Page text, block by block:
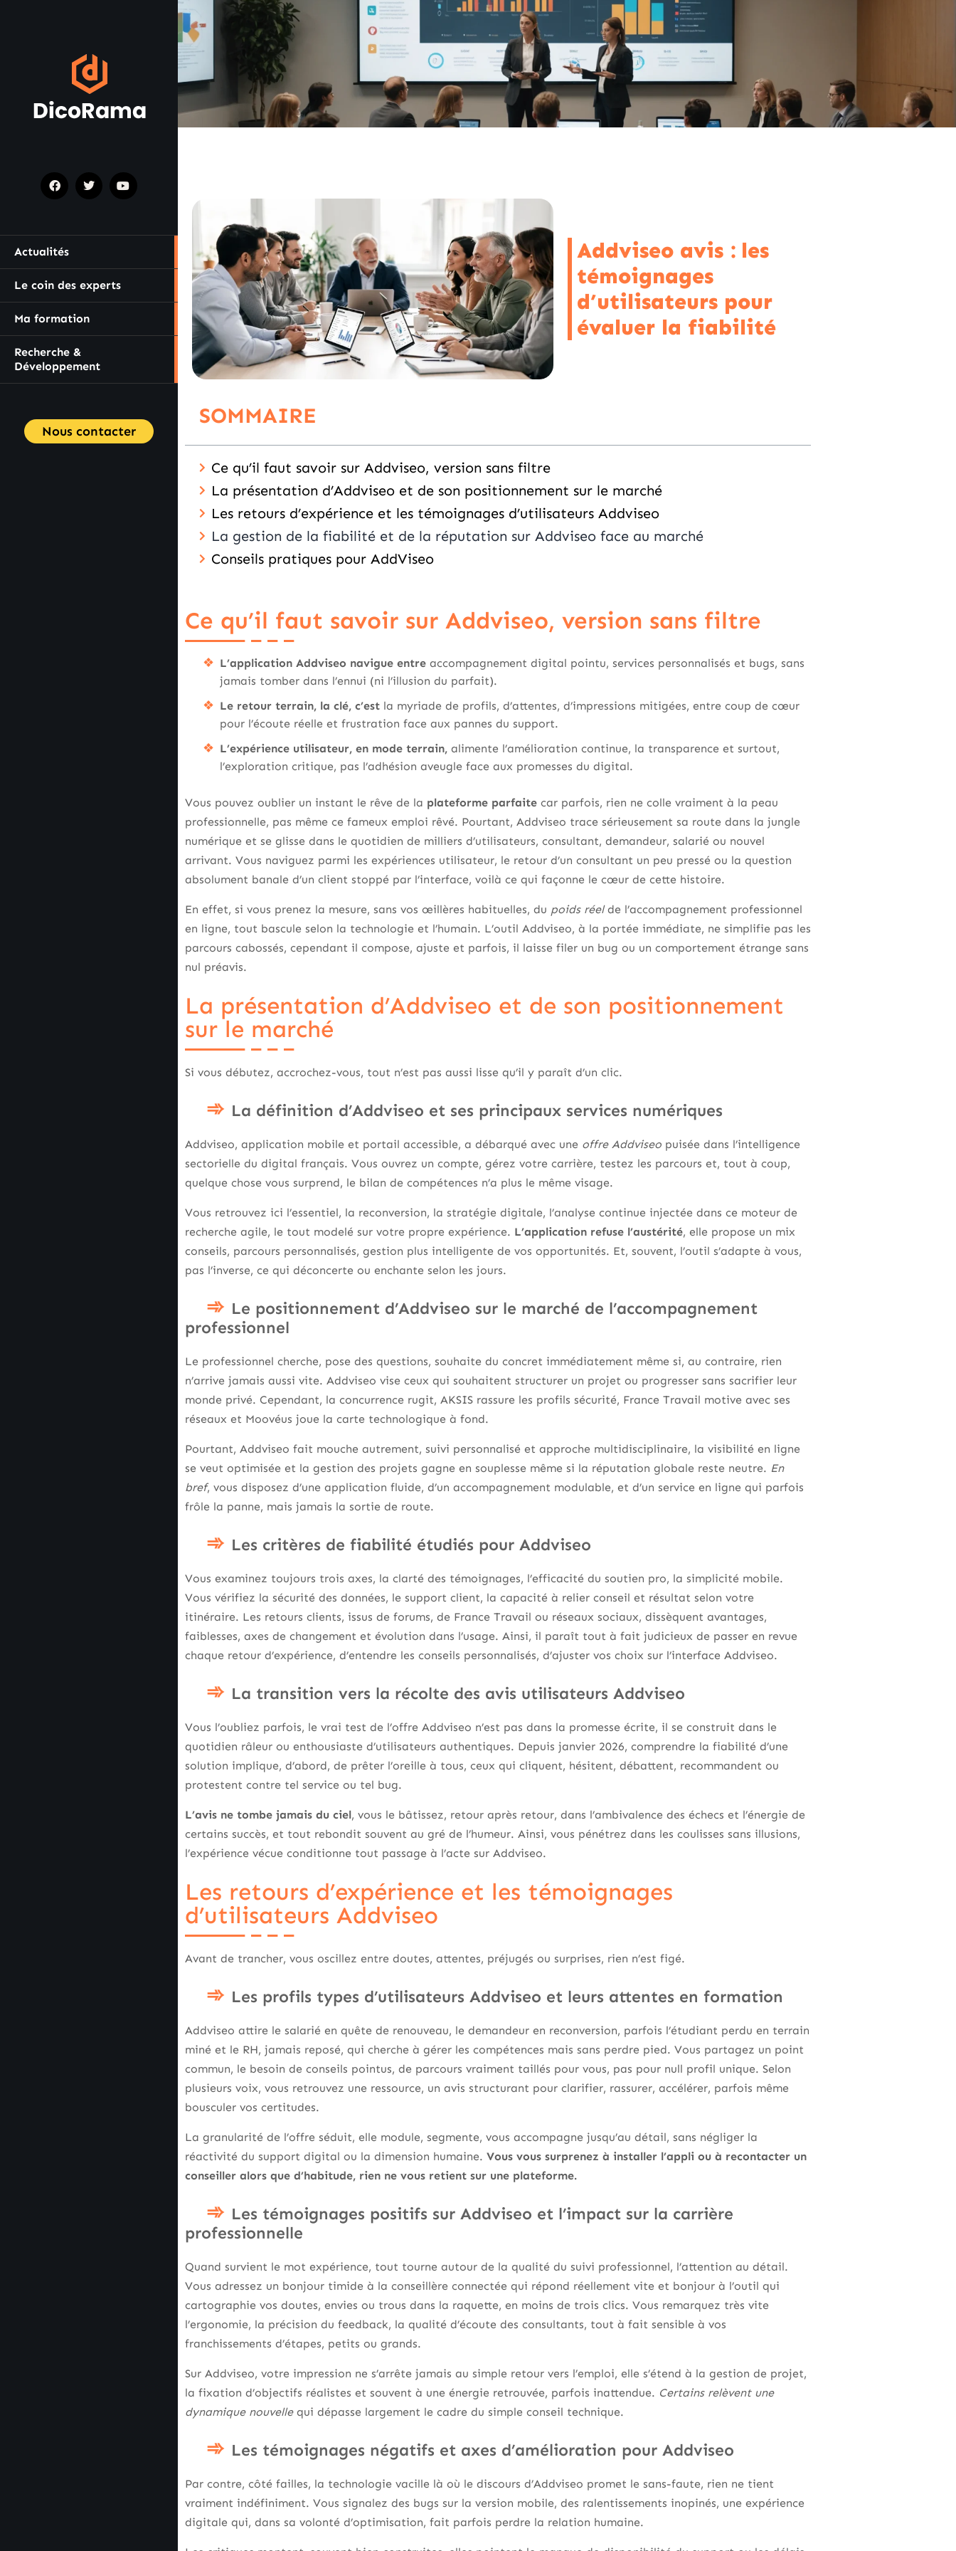
Actualités
Le coin des experts
Ma formation
Recherche &
Développement
Nous contacter
Addviseo avis : les
témoignages
d’utilisateurs pour
évaluer la fiabilité
SOMMAIRE
Ce qu’il faut savoir sur Addviseo, version sans filtre
La présentation d’Addviseo et de son positionnement sur le marché
Les retours d’expérience et les témoignages d’utilisateurs Addviseo
La gestion de la fiabilité et de la réputation sur Addviseo face au marché
Conseils pratiques pour AddViseo
Ce qu’il faut savoir sur Addviseo, version sans filtre
L’application Addviseo navigue entre accompagnement digital pointu, services personnalisés et bugs, sans
jamais tomber dans l’ennui (ni l’illusion du parfait).
Le retour terrain, la clé, c’est la myriade de profils, d’attentes, d’impressions mitigées, entre coup de cœur
pour l’écoute réelle et frustration face aux pannes du support.
L’expérience utilisateur, en mode terrain, alimente l’amélioration continue, la transparence et surtout,
l’exploration critique, pas l’adhésion aveugle face aux promesses du digital.
Vous pouvez oublier un instant le rêve de la plateforme parfaite car parfois, rien ne colle vraiment à la peau
professionnelle, pas même ce fameux emploi rêvé. Pourtant, Addviseo trace sérieusement sa route dans la jungle
numérique et se glisse dans le quotidien de milliers d’utilisateurs, consultant, demandeur, salarié ou nouvel
arrivant. Vous naviguez parmi les expériences utilisateur, le retour d’un consultant un peu pressé ou la question
absolument banale d’un client stoppé par l’interface, voilà ce qui façonne le cœur de cette histoire.
En effet, si vous prenez la mesure, sans vos œillères habituelles, du poids réelde l’accompagnement professionnel
en ligne, tout bascule selon la technologie et l’humain. L’outil Addviseo, à la portée immédiate, ne simplifie pas les
parcours cabossés, cependant il compose, ajuste et parfois, il laisse filer un bug ou un comportement étrange sans
nul préavis.
La présentation d’Addviseo et de son positionnement
sur le marché
Si vous débutez, accrochez-vous, tout n’est pas aussi lisse qu’il y paraît d’un clic.
La définition d’Addviseo et ses principaux services numériques
Addviseo, application mobile et portail accessible, a débarqué avec une offre Addviseo puisée dans l’intelligence
sectorielle du digital français. Vous ouvrez un compte, gérez votre carrière, testez les parcours et, tout à coup,
quelque chose vous surprend, le bilan de compétences n’a plus le même visage.
Vous retrouvez ici l’essentiel, la reconversion, la stratégie digitale, l’analyse continue injectée dans ce moteur de
recherche agile, le tout modelé sur votre propre expérience. L’application refuse l’austérité, elle propose un mix
conseils, parcours personnalisés, gestion plus intelligente de vos opportunités. Et, souvent, l’outil s’adapte à vous,
pas l’inverse, ce qui déconcerte ou enchante selon les jours.
Le positionnement d’Addviseo sur le marché de l’accompagnement
professionnel
Le professionnel cherche, pose des questions, souhaite du concret immédiatement même si, au contraire, rien
n’arrive jamais aussi vite. Addviseo vise ceux qui souhaitent structurer un projet ou progresser sans sacrifier leur
monde privé. Cependant, la concurrence rugit, AKSIS rassure les profils sécurité, France Travail motive avec ses
réseaux et Moovéus joue la carte technologique à fond.
Pourtant, Addviseo fait mouche autrement, suivi personnalisé et approche multidisciplinaire, la visibilité en ligne
se veut optimisée et la gestion des projets gagne en souplesse même si la réputation globale reste neutre. En
bref, vous disposez d’une application fluide, d’un accompagnement modulable, et d’un service en ligne qui parfois
frôle la panne, mais jamais la sortie de route.
Les critères de fiabilité étudiés pour Addviseo
Vous examinez toujours trois axes, la clarté des témoignages, l’efficacité du soutien pro, la simplicité mobile.
Vous vérifiez la sécurité des données, le support client, la capacité à relier conseil et résultat selon votre
itinéraire. Les retours clients, issus de forums, de France Travail ou réseaux sociaux, dissèquent avantages,
faiblesses, axes de changement et évolution dans l’usage. Ainsi, il paraît tout à fait judicieux de passer en revue
chaque retour d’expérience, d’entendre les conseils personnalisés, d’ajuster vos choix sur l’interface Addviseo.
La transition vers la récolte des avis utilisateurs Addviseo
Vous l’oubliez parfois, le vrai test de l’offre Addviseo n’est pas dans la promesse écrite, il se construit dans le
quotidien râleur ou enthousiaste d’utilisateurs authentiques. Depuis janvier 2026, comprendre la fiabilité d’une
solution implique, d’abord, de prêter l’oreille à tous, ceux qui cliquent, hésitent, débattent, recommandent ou
protestent contre tel service ou tel bug.
L’avis ne tombe jamais du ciel, vous le bâtissez, retour après retour, dans l’ambivalence des échecs et l’énergie de
certains succès, et tout rebondit souvent au gré de l’humeur. Ainsi, vous pénétrez dans les coulisses sans illusions,
l’expérience vécue conditionne tout passage à l’acte sur Addviseo.
Les retours d’expérience et les témoignages
d’utilisateurs Addviseo
Avant de trancher, vous oscillez entre doutes, attentes, préjugés ou surprises, rien n’est figé.
Les profils types d’utilisateurs Addviseo et leurs attentes en formation
Addviseo attire le salarié en quête de renouveau, le demandeur en reconversion, parfois l’étudiant perdu en terrain
miné et le RH, jamais reposé, qui cherche à gérer les compétences mais sans perdre pied. Vous partagez un point
commun, le besoin de conseils pointus, de parcours vraiment taillés pour vous, pas pour null profil unique. Selon
plusieurs voix, vous retrouvez une ressource, un avis structurant pour clarifier, rassurer, accélérer, parfois même
bousculer vos certitudes.
La granularité de l’offre séduit, elle module, segmente, vous accompagne jusqu’au détail, sans négliger la
réactivité du support digital ou la dimension humaine. Vous vous surprenez à installer l’appli ou à recontacter un
conseiller alors que d’habitude, rien ne vous retient sur une plateforme.
Les témoignages positifs sur Addviseo et l’impact sur la carrière
professionnelle
Quand survient le mot expérience, tout tourne autour de la qualité du suivi professionnel, l’attention au détail.
Vous adressez un bonjour timide à la conseillère connectée qui répond réellement vite et bonjour à l’outil qui
cartographie vos doutes, envies ou trous dans la raquette, en moins de trois clics. Vous remarquez très vite
l’ergonomie, la précision du feedback, la qualité d’écoute des consultants, tout à fait sensible à vos
franchissements d’étapes, petits ou grands.
Sur Addviseo, votre impression ne s’arrête jamais au simple retour vers l’emploi, elle s’étend à la gestion de projet,
la fixation d’objectifs réalistes et souvent à une énergie retrouvée, parfois inattendue. Certains relèvent une
dynamique nouvellequi dépasse largement le cadre du simple conseil technique.
Les témoignages négatifs et axes d’amélioration pour Addviseo
Par contre, côté failles, la technologie vacille là où le discours d’Addviseo promet le sans-faute, rien ne tient
vraiment indéfiniment. Vous signalez des bugs sur la version mobile, des ralentissements inopinés, une expérience
digitale qui, dans sa volonté d’optimisation, fait parfois perdre la relation humaine.